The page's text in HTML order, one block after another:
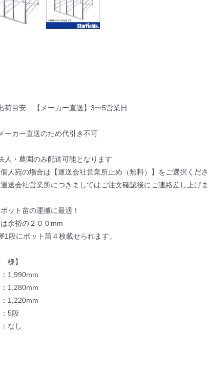
目安 【メーカー直送】3〜5営業日
カー直送のため代引き不可
・農園のみ配送可能となります
宛の場合は【運送会社営業所止め（無料）】をご選択くだ
会社営業所につきましてはご注文確認後にご連絡差し上げ
ット苗の運搬に最適！
余裕の２００mm
1段にポット苗４枚載せられます。
様】
1,990mm
1,280mm
1,220mm
5段
なし